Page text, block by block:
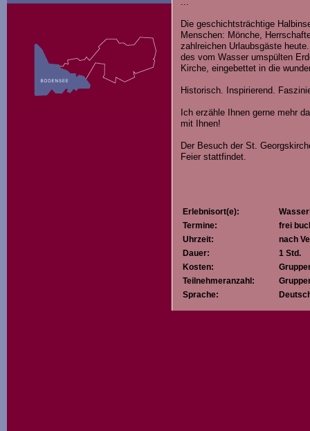
...
Die geschichtsträchtige
Menschen: Mönche,
zahlreichen Urlaubsgäste
des vom Wasser umspülten
Kirche, eingebettet in die
Historisch. Inspirierend.
Ich erzähle Ihnen gerne mehr
mit Ihnen!
Der Besuch der St.
Feier stattfindet.
Erlebnisort(e):
Termine:
frei
Uhrzeit:
nach
Dauer:
1 Std.
Kosten:
Teilnehmeranzahl:
Sprache: